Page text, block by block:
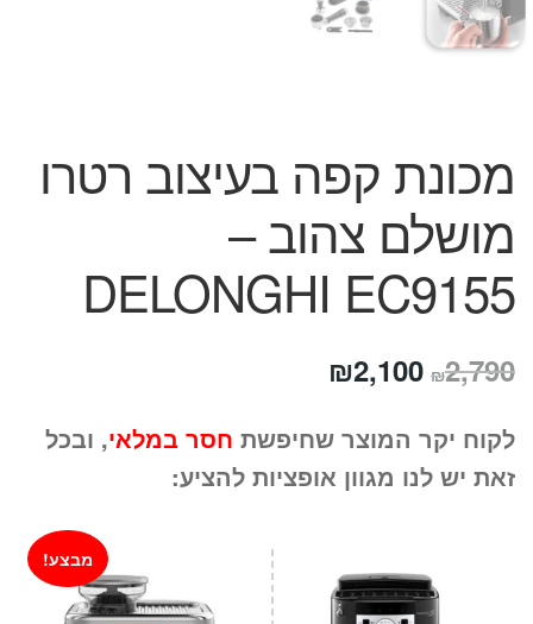
מכונת קפה בעיצוב רטרו
מושלם צהוב –
DELONGHI EC9155
₪2,790 המחיר
היה:
₪2,790.
₪2,100
הוא:
₪2,100.
לקוח יקר המוצר שחיפשת חסר במלאי, ובכל
זאת יש לנו מגוון אופציות להציע:
מבצע!